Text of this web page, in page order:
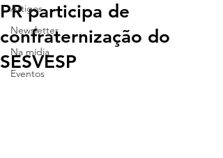
Artigos
Newsletter
Na mídia
Eventos
PR participa de
confraternização do
SESVESP